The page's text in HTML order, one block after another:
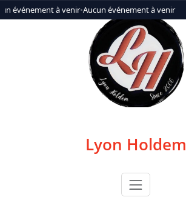
événement à venir•Aucun événement à venir
Aller
au
Lyon Holdem